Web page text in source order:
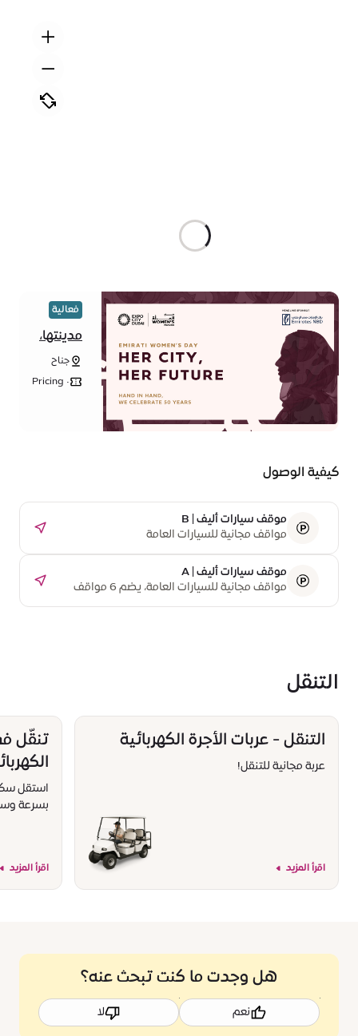
فعالية
مدينتها،
مستقبلها
جناح
المرأة
Pricing •
كيفية الوصول
موقف سيارات أليف | B
مواقف مجانية للسيارات العامة
موقف سيارات أليف | A
مواقف مجانية للسيارات العامة، يضم 6 مواقف
مخصصة لذوي أصحاب الهمم
التنقل
التنقل - عربات الأجرة الكهربائية
عربة مجانية للتنقل!
اقرأ المزيد
تنقّل
استقل
بسرعة
اقرأ المزيد
هل وجدت ما كنت تبحث عنه؟
نعم لا